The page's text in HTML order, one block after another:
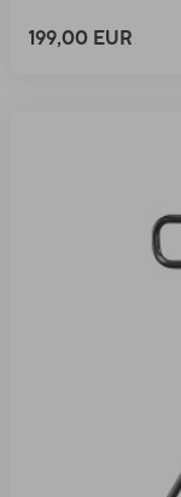
199,00 EUR